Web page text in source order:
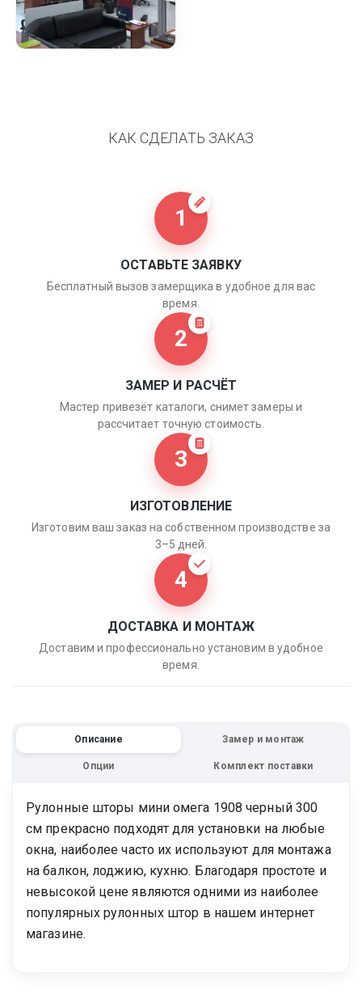
КАК СДЕЛАТЬ ЗАКАЗ
1
ОСТАВЬТЕ ЗАЯВКУ
Бесплатный вызов замерщика в удобное для вас
время.
2
ЗАМЕР И РАСЧЁТ
Мастер привезёт каталоги, снимет замеры и
рассчитает точную стоимость.
3
ИЗГОТОВЛЕНИЕ
Изготовим ваш заказ на собственном производстве за
3–5 дней.
4
ДОСТАВКА И МОНТАЖ
Доставим и профессионально установим в удобное
время.
Описание Замер и монтаж
Опции Комплект поставки
Рулонные шторы мини омега 1908 черный 300
см прекрасно подходят для установки на любые
окна, наиболее часто их используют для монтажа
на балкон, лоджию, кухню. Благодаря простоте и
невысокой цене являются одними из наиболее
популярных рулонных штор в нашем интернет
магазине.